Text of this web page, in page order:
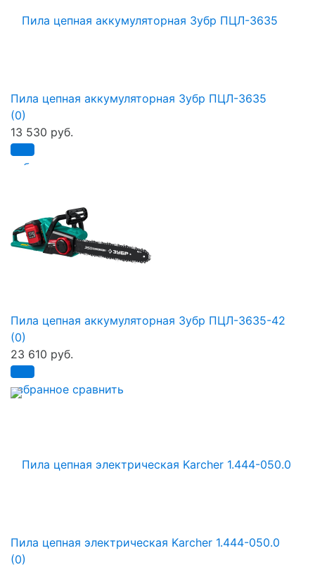
избранное
Пила цепная аккумуляторная Зубр ПЦЛ-3635
(0)
13 530 руб.
избранное сравнить
Пила цепная аккумуляторная Зубр ПЦЛ-3635-42
(0)
23 610 руб.
Пила цепная электрическая Karcher 1.444-050.0
(0)